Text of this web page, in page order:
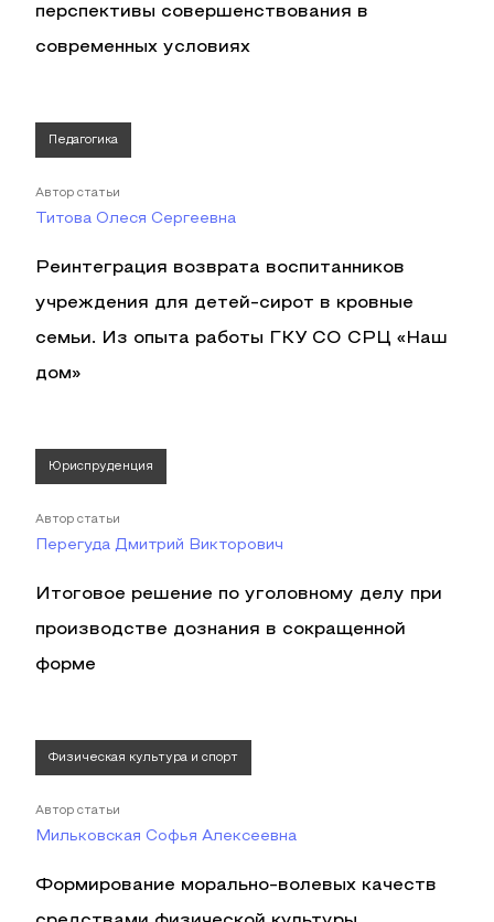
перспективы совершенствования в
современных условиях
Педагогика
Автор статьи
Титова Олеся Сергеевна
Реинтеграция возврата воспитанников
учреждения для детей-сирот в кровные
семьи. Из опыта работы ГКУ СО СРЦ «Наш
дом»
Юриспруденция
Автор статьи
Перегуда Дмитрий Викторович
Итоговое решение по уголовному делу при
производстве дознания в сокращенной
форме
Физическая культура и спорт
Автор статьи
Мильковская Софья Алексеевна
Формирование морально-волевых качеств